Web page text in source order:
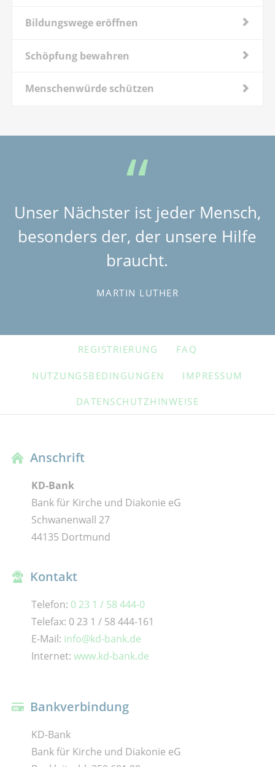
Bildungswege eröffnen
Schöpfung bewahren
Menschenwürde schützen
Unser Nächster ist jeder Mensch,
besonders der, der unsere Hilfe
braucht.
MARTIN LUTHER
NAVIGATION
REGISTRIERUNG FAQ
NUTZUNGSBEDINGUNGEN IMPRESSUM
DATENSCHUTZHINWEISE
Anschrift
KD-Bank
Bank für Kirche und Diakonie eG
Schwanenwall 27
44135 Dortmund
Kontakt
Telefon: 0 23 1 / 58 444-0
Telefax: 0 23 1 / 58 444-161
E-Mail: info@kd-bank.de
Internet: www.kd-bank.de
Bankverbindung
KD-Bank
Bank für Kirche und Diakonie eG